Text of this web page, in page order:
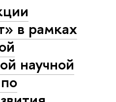
в рамках
научной